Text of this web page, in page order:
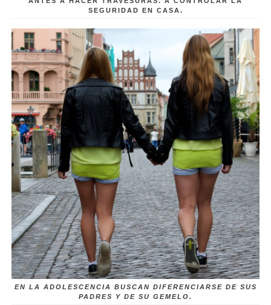
SEGURIDAD EN CASA.
EN LA ADOLESCENCIA BUSCAN DIFERENCIARSE DE SUS
PADRES Y DE SU GEMELO.